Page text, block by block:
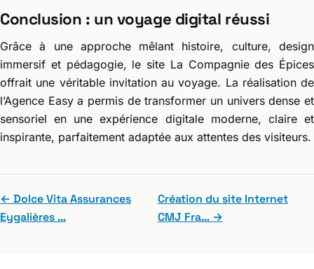
Conclusion : un voyage digital réussi
Grâce à une approche mêlant histoire, culture, design
immersif et pédagogie, le site La Compagnie des Épices
offrait une véritable invitation au voyage. La réalisation de
l’Agence Easy a permis de transformer un univers dense et
sensoriel en une expérience digitale moderne, claire et
inspirante, parfaitement adaptée aux attentes des visiteurs.
← Dolce Vita Assurances
Eygalières …
Création du site Internet
CMJ Fra… →